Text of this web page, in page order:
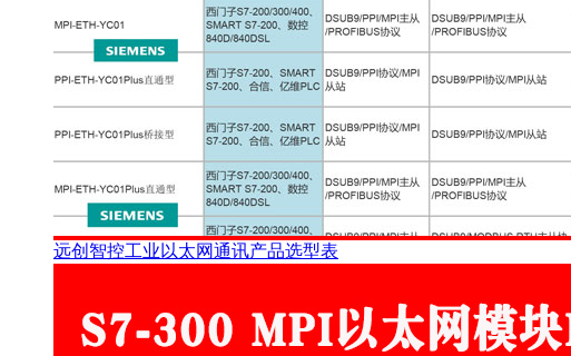
远创智控工业以太网通讯产品选型表